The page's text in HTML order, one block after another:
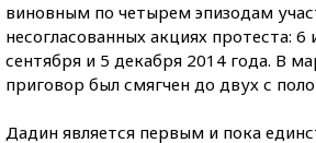
виновным по четырем эпизодам
несогласованных акциях протеста: 6
сентября и 5 декабря 2014 года. В
приговор был смягчен до двух с
Дадин является первым и пока